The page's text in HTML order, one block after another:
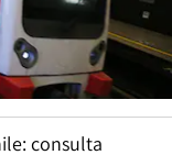
consulta